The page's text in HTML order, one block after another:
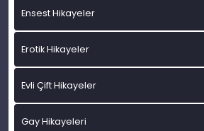
Ensest Hikayeler
Erotik Hikayeler
Evli Çift Hikayeler
Gay Hikayeleri